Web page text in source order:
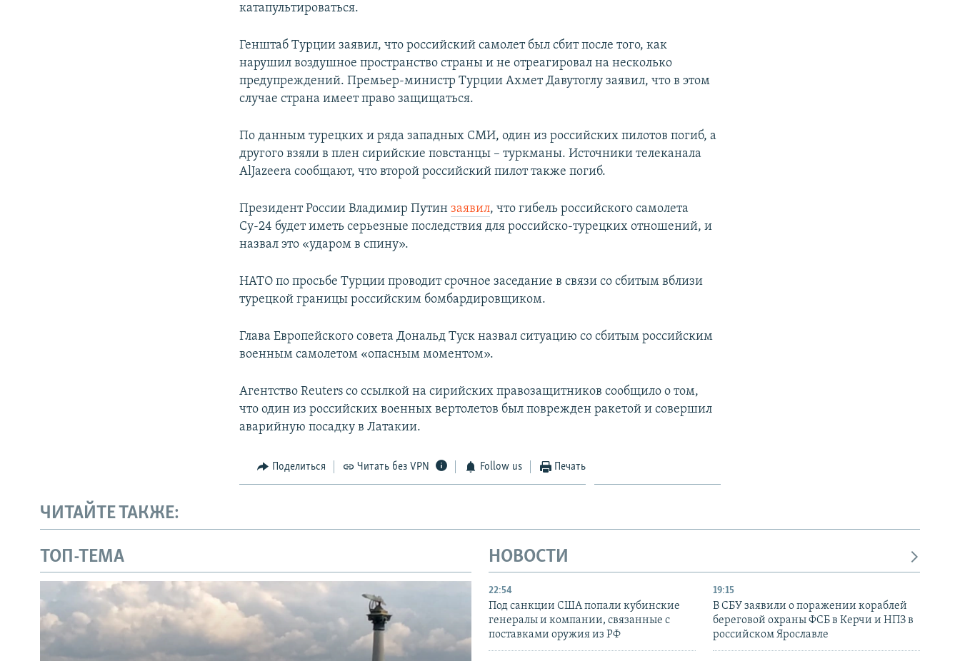
катапультироваться.
Генштаб Турции заявил, что российский самолет был сбит после того, как
нарушил воздушное пространство страны и не отреагировал на несколько
предупреждений. Премьер-министр Турции Ахмет Давутоглу заявил, что в этом
случае страна имеет право защищаться.
По данным турецких и ряда западных СМИ, один из российских пилотов погиб, а
другого взяли в плен сирийские повстанцы – туркманы. Источники телеканала
AlJazeera сообщают, что второй российский пилот также погиб.
Президент России Владимир Путинзаявил, что гибель российского самолета
Су-24 будет иметь серьезные последствия для российско-турецких отношений, и
назвал это «ударом в спину».
НАТО по просьбе Турции проводит срочное заседание в связи со сбитым вблизи
турецкой границы российским бомбардировщиком.
Глава Европейского совета Дональд Туск назвал ситуацию со сбитым российским
военным самолетом «опасным моментом».
Агентство Reuters со ссылкой на сирийских правозащитников сообщило о том,
что один из российских военных вертолетов был поврежден ракетой и совершил
аварийную посадку в Латакии.
Поделиться Читать без VPN Follow us Печать
ЧИТАЙТЕ ТАКЖЕ:
ТОП-ТЕМА НОВОСТИ
22:54
Под санкции США попали кубинские
генералы и компании, связанные с
поставками оружия из РФ
19:15
В СБУ заявили о поражении кораблей
береговой охраны ФСБ в Керчи и НПЗ в
российском Ярославле